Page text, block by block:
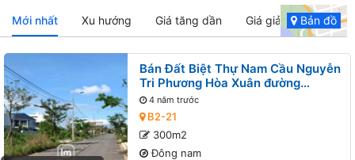
Mới nhất Xu hướng Giá tăng dần Giá giảm dầnBản đồ
Bán Đất Biệt Thự Nam Cầu Nguyễn
Tri Phương Hòa Xuân đường
Nguyễn Đình Thi B2-21 lô x - View
sông Đô Tỏa
4 năm trước
B2-21
300m2
Đông nam